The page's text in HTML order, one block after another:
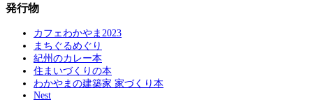
発行物
カフェわかやま2023
まちぐるめぐり
紀州のカレー本
住まいづくりの本
わかやまの建築家 家づくり本
Nest